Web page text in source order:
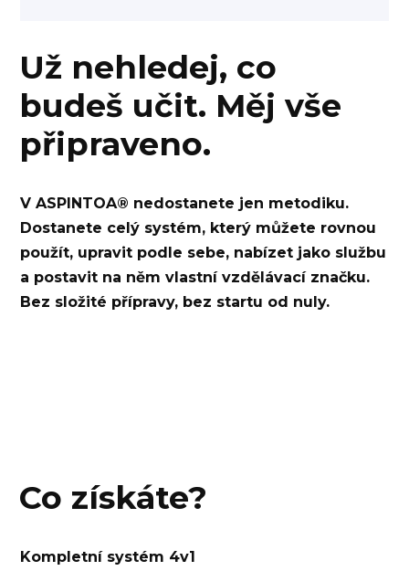
Už nehledej, co
budeš učit. Měj vše
připraveno.
V ASPINTOA® nedostanete jen metodiku.
Dostanete celý systém, který můžete rovnou
použít, upravit podle sebe, nabízet jako službu
a postavit na něm vlastní vzdělávací značku.
Bez složité přípravy, bez startu od nuly.
Co získáte?
Kompletní systém 4v1